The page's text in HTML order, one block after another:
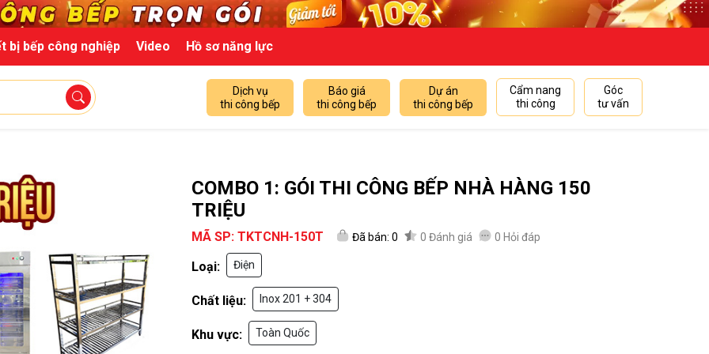
bị bếp công nghiệp Video Hồ sơ năng lực
Dịch vụ
thi công bếp
Báo giá
thi công bếp
Dự án
thi công bếp
Cẩm nang
thi công
Góc
tư vấn
COMBO 1: GÓI THI CÔNG BẾP NHÀ HÀNG 150
TRIỆU
MÃ SP: TKTCNH-150T Đã bán: 0 0 Đánh giá 0 Hỏi đáp
Loại: Điện
Chất liệu: Inox 201 + 304
Khu vực: Toàn Quốc